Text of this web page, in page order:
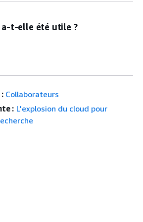
a-t-elle été utile ?
Collaborateurs
: L'explosion du cloud pour